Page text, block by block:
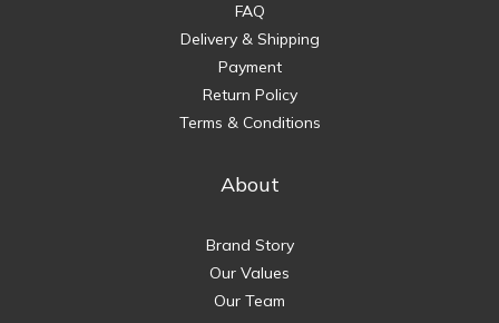
FAQ
Delivery & Shipping
Payment
Return Policy
Terms & Conditions
About
Brand Story
Our Values
Our Team